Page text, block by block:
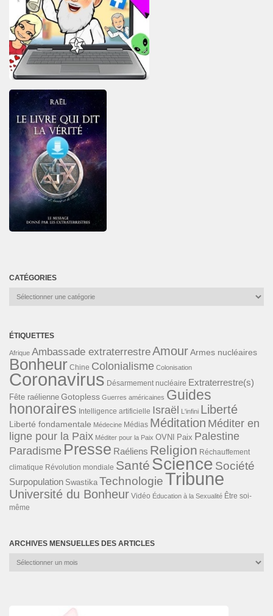
CATÉGORIES
Catégories
ÉTIQUETTES
Afrique Ambassade extraterrestreAmourArmes nucléaires
Bonheur Chine Colonialisme Colonisation
Coronavirus Désarmement nucléaire Extraterrestre(s)
Fête raélienne Gotopless Guerres américaines Guides
honoraires Intelligence artificielle Israël L'infini Liberté
Liberté fondamentale Médecine Médias Méditation Méditer en
ligne pour la Paix Méditer pour la Paix OVNI Paix Palestine
Paradisme Presse Raéliens Religion Réchauffement
climatique Révolution mondiale Santé Science Société
Surpopulation Swastika TechnologieTribune
Université du Bonheur Vidéo Éducation à la Sexualité Être soi-
même
ARCHIVES MENSUELLES DES ARTICLES
Archives